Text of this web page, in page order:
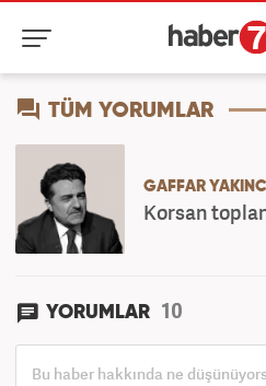
TÜM YORUMLAR
GAFFAR
Korsan
YORUMLAR 10